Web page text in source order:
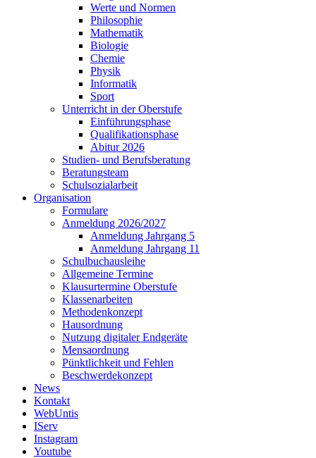
Werte und Normen
Philosophie
Mathematik
Biologie
Chemie
Physik
Informatik
Sport
Unterricht in der Oberstufe
Einführungsphase
Qualifikationsphase
Abitur 2026
Studien- und Berufsberatung
Beratungsteam
Schulsozialarbeit
Organisation
Formulare
Anmeldung 2026/2027
Anmeldung Jahrgang 5
Anmeldung Jahrgang 11
Schulbuchausleihe
Allgemeine Termine
Klausurtermine Oberstufe
Klassenarbeiten
Methodenkonzept
Hausordnung
Nutzung digitaler Endgeräte
Mensaordnung
Pünktlichkeit und Fehlen
Beschwerdekonzept
News
Kontakt
WebUntis
IServ
Instagram
Youtube